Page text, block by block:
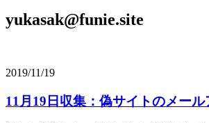
yukasak@funie.site
2019/11/19
11月19日収集：偽サイトのメール